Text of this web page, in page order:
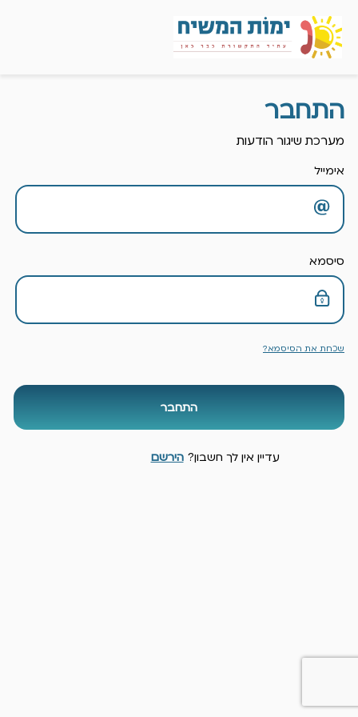
התחבר
מערכת שיגור הודעות
אימייל
סיסמא
שכחת את הסיסמא?
התחבר
עדיין אין לך חשבון? הירשם